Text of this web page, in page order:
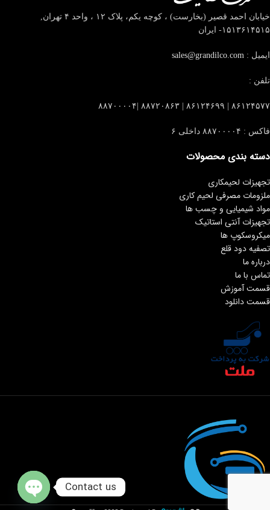
خیابان احمد قصیر (بخارست) ، کوچه یکم، پلاک ۱۲ ، واحد ۴
تهران,
۱۵۱۳۶۱۴۵۱۵- ایران
ایمیل : sales@grandilco.com
تلفن :
۸۶۱۲۴۵۷۷ | ۸۶۱۲۴۶۹۹ | ۸۸۷۲۰۸۶۳ |۸۸۷۰۰۰۰۴
فاکس : ۸۸۷۰۰۰۰۴ داخلی ۶
دسته بندی محصولات
تجهیزات لحیمکاری
ملزومات مصرفی لحیم کاری
مواد شیمیایی و چسب ها
تجهیزات آنتی استاتیک
میکروسکوپ ها
تصفیه دود قلع
درباره ما
تماس با ما
قسمت آموزش
قسمت دانلود
Contact us